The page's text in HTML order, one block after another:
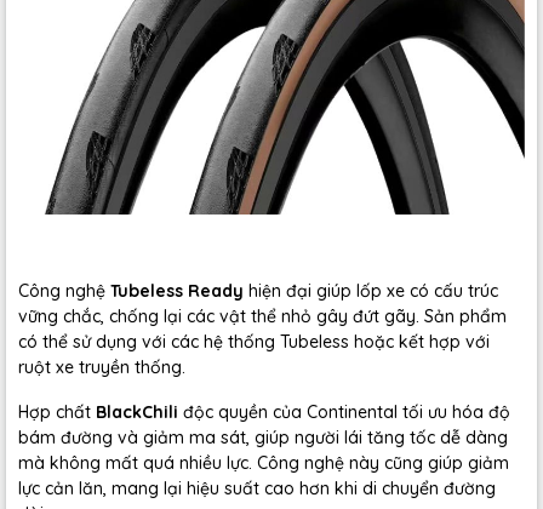
Công nghệ Tubeless Ready hiện đại giúp lốp xe có cấu trúc
vững chắc, chống lại các vật thể nhỏ gây đứt gãy. Sản phẩm
có thể sử dụng với các hệ thống Tubeless hoặc kết hợp với
ruột xe truyền thống.
Hợp chất BlackChili độc quyền của Continental tối ưu hóa độ
bám đường và giảm ma sát, giúp người lái tăng tốc dễ dàng
mà không mất quá nhiều lực. Công nghệ này cũng giúp giảm
lực cản lăn, mang lại hiệu suất cao hơn khi di chuyển đường